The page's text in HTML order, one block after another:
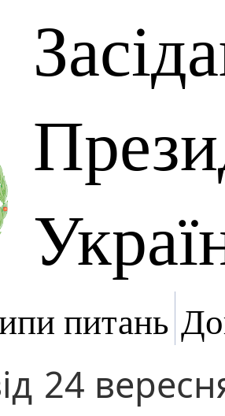
питань
24